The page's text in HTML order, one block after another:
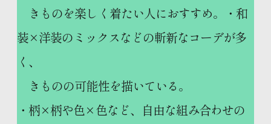
きものを楽しく着たい人におすすめ。・和
装×洋装のミックスなどの斬新なコーデが多
く、
きものの可能性を描いている。
・柄×柄や色×色など、自由な組み合わせの